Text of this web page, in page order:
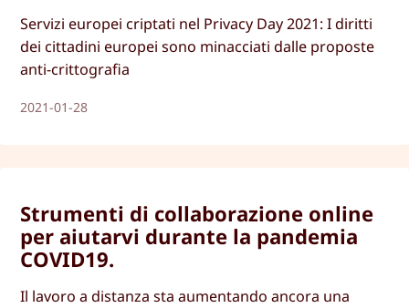
Servizi europei criptati nel Privacy Day 2021: I diritti
dei cittadini europei sono minacciati dalle proposte
anti-crittografia
2021-01-28
Strumenti di collaborazione online
per aiutarvi durante la pandemia
COVID19.
Il lavoro a distanza sta aumentando ancora una